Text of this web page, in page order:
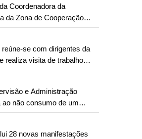
Coordenadora da
da Zona de Cooperação
e Macau em
se com dirigentes da
realiza visita de trabalho
e Administração
não consumo de um
medicamentosas
28 novas manifestações